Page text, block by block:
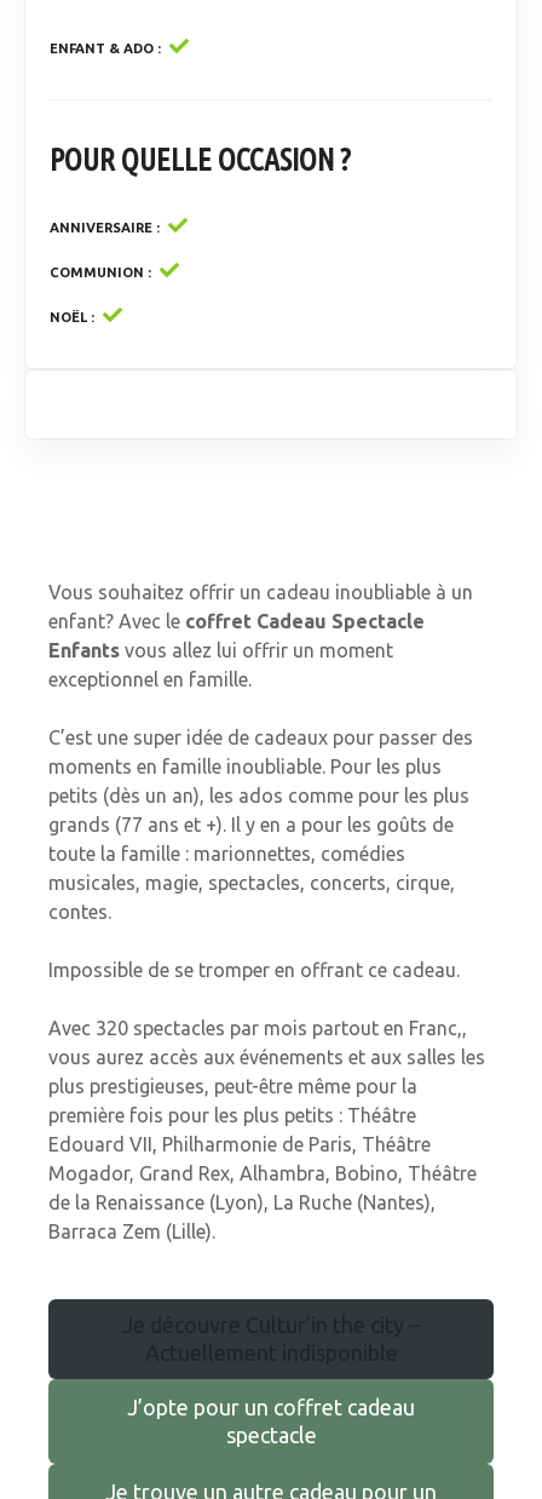
ENFANT & ADO
POUR QUELLE OCCASION ?
ANNIVERSAIRE
COMMUNION
NOËL
Vous souhaitez offrir un cadeau inoubliable à un
enfant? Avec le coffret Cadeau Spectacle
Enfants vous allez lui offrir un moment
exceptionnel en famille.
C’est une super idée de cadeaux pour passer des
moments en famille inoubliable. Pour les plus
petits (dès un an), les ados comme pour les plus
grands (77 ans et +). Il y en a pour les goûts de
toute la famille : marionnettes, comédies
musicales, magie, spectacles, concerts, cirque,
contes.
Impossible de se tromper en offrant ce cadeau.
Avec 320 spectacles par mois partout en Franc,,
vous aurez accès aux événements et aux salles les
plus prestigieuses, peut-être même pour la
première fois pour les plus petits : Théâtre
Edouard VII, Philharmonie de Paris, Théâtre
Mogador, Grand Rex, Alhambra, Bobino, Théâtre
de la Renaissance (Lyon), La Ruche (Nantes),
Barraca Zem (Lille).
Je découvre Cultur’in the city –
Actuellement indisponible
J’opte pour un coffret cadeau
spectacle
Je trouve un autre cadeau pour un